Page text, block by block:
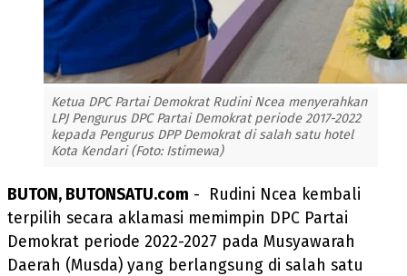
Ketua DPC Partai Demokrat Rudini Ncea menyerahkan
LPJ Pengurus DPC Partai Demokrat periode 2017-2022
kepada Pengurus DPP Demokrat di salah satu hotel
Kota Kendari (Foto: Istimewa)
BUTON, BUTONSATU.com - Rudini Ncea kembali
terpilih secara aklamasi memimpin DPC Partai
Demokrat periode 2022-2027 pada Musyawarah
Daerah (Musda) yang berlangsung di salah satu